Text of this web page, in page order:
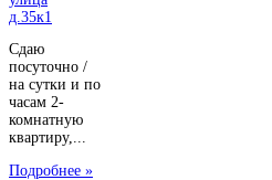
Сдаю
посуточно /
на сутки и по
часам 2-
комнатную
квартиру,...
Подробнее »